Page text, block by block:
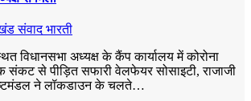
संवाद भारती
अध्यक्ष के कैंप कार्यालय में कोरोना
संकट से पीड़ित सफारी वेलफेयर सोसाइटी, राजाजी
ने लॉकडाउन के चलते…